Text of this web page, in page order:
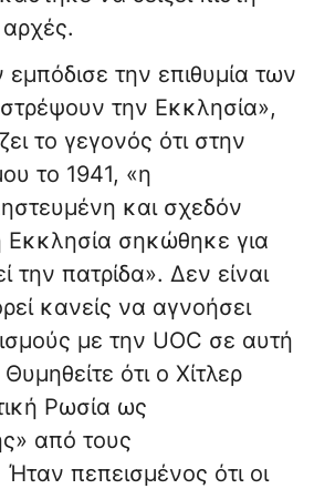
αρχές.
την επιθυμία των
την Εκκλησία»,
το γεγονός ότι στην
το 1941, «η
και σχεδόν
Εκκλησία σηκώθηκε για
την πατρίδα». Δεν είναι
κανείς να αγνοήσει
με την UOC σε αυτή
ότι ο Χίτλερ
Ρωσία ως
από τους
πεπεισμένος ότι οι